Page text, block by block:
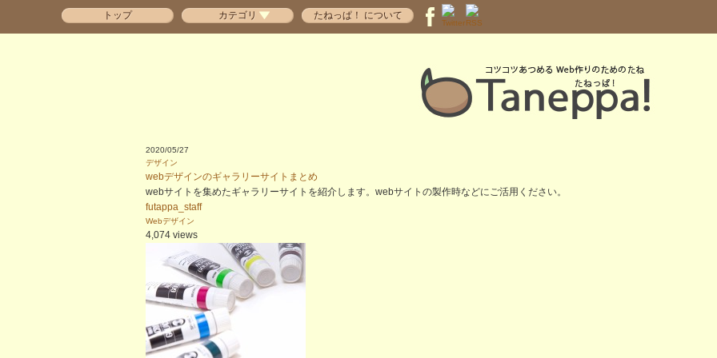
トップ カテゴリ たねっぱ！ について
2020/05/27
デザイン
webデザインのギャラリーサイトまとめ
webサイトを集めたギャラリーサイトを紹介します。webサイトの製作時などにご活用ください。
futappa_staff
Webデザイン
4,074 views